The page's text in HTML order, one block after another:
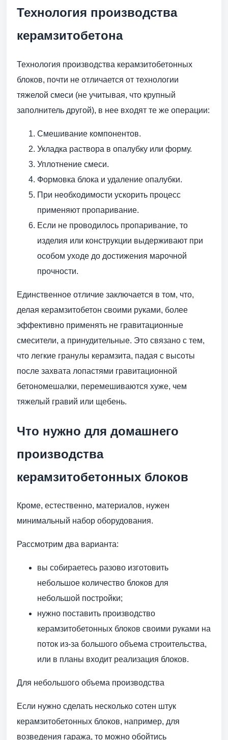
Технология производства
керамзитобетона
Технология производства керамзитобетонных
блоков, почти не отличается от технологии
тяжелой смеси (не учитывая, что крупный
заполнитель другой), в нее входят те же операции:
Смешивание компонентов.
Укладка раствора в опалубку или форму.
Уплотнение смеси.
Формовка блока и удаление опалубки.
При необходимости ускорить процесс
применяют пропаривание.
Если не проводилось пропаривание, то
изделия или конструкции выдерживают при
особом уходе до достижения марочной
прочности.
Единственное отличие заключается в том, что,
делая керамзитобетон своими руками, более
эффективно применять не гравитационные
смесители, а принудительные. Это связано с тем,
что легкие гранулы керамзита, падая с высоты
после захвата лопастями гравитационной
бетономешалки, перемешиваются хуже, чем
тяжелый гравий или щебень.
Что нужно для домашнего
производства
керамзитобетонных блоков
Кроме, естественно, материалов, нужен
минимальный набор оборудования.
Рассмотрим два варианта:
вы собираетесь разово изготовить
небольшое количество блоков для
небольшой постройки;
нужно поставить производство
керамзитобетонных блоков своими руками на
поток из-за большого объема строительства,
или в планы входит реализация блоков.
Для небольшого объема производства
Если нужно сделать несколько сотен штук
керамзитобетонных блоков, например, для
возведения гаража, то можно обойтись